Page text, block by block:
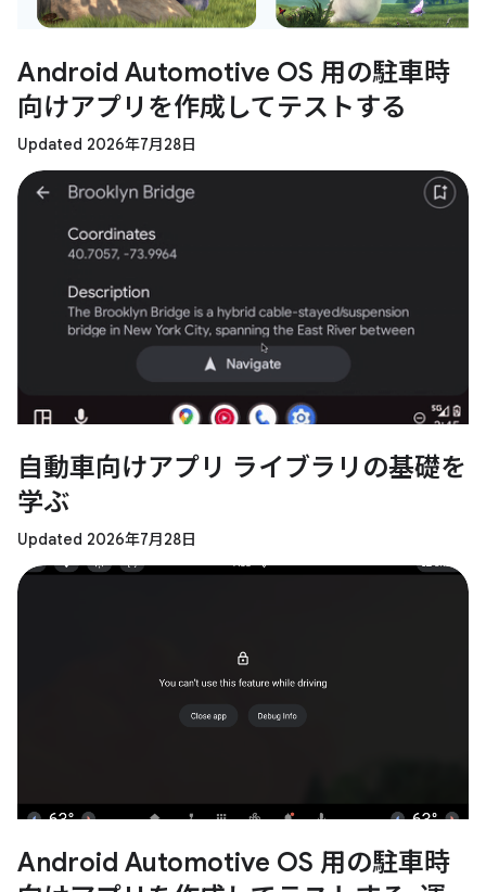
Android Automotive OS 用の駐車時
向けアプリを作成してテストする
Updated 2026年7月28日
自動車向けアプリ ライブラリの基礎を
学ぶ
Updated 2026年7月28日
Android Automotive OS 用の駐車時